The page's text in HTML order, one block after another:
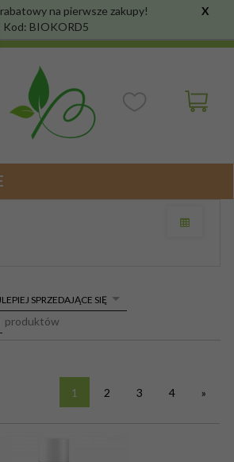
na pierwsze zakupy!
Kod: BIOKORD5
X
SPRZEDAJĄCE SIĘ
produktów
1 2 3 4 »